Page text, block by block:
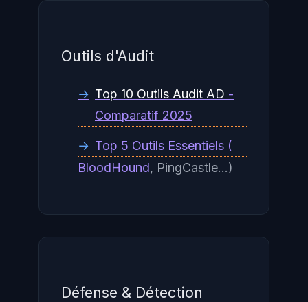
Outils d'Audit
→ Top 10 Outils Audit AD -
Comparatif 2025
→ Top 5 Outils Essentiels (
BloodHound, PingCastle...)
Défense & Détection